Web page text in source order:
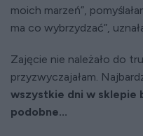
moich marzeń”,
ma co wybrzydzać”,
Zajęcie nie należało do
przyzwyczajałam.
wszystkie dni w sklepie
podobne...